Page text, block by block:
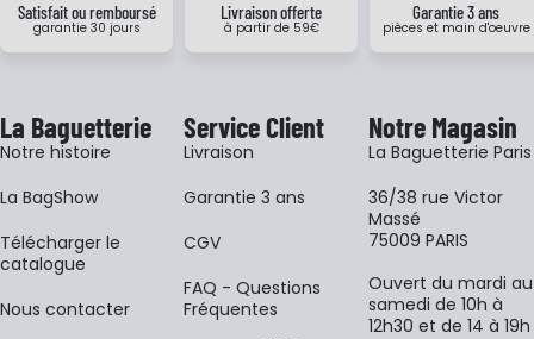
Satisfait ou remboursé
garantie 30 jours
Livraison offerte
à partir de 59€
Garantie 3 ans
pièces et main d'oeuvre
La Baguetterie
Notre histoire
La BagShow
​Télécharger le
catalogue
Nous contacter
Service Client
Livraison
Garantie 3 ans
CGV
FAQ - Questions
Fréquentes
Notre Magasin
La Baguetterie Paris
36/38 rue Victor
Massé
75009 PARIS
Ouvert du mardi au
samedi de 10h à
12h30 et de 14 à 19h